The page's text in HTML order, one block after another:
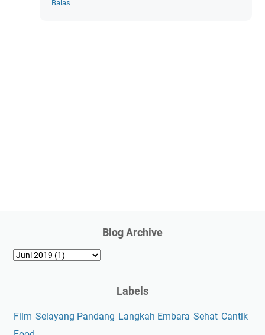
Balas
Blog Archive
Labels
Film Selayang Pandang Langkah Embara Sehat Cantik